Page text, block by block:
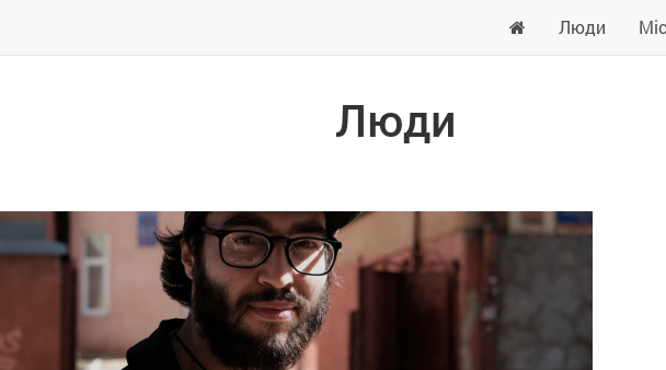
Люди
Люди